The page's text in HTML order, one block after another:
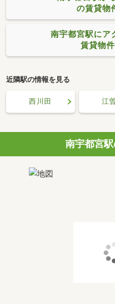
の賃貸物
南宇都宮駅にア
賃貸物
近隣駅の情報を見る
西川田 江
南宇都宮